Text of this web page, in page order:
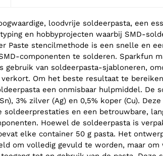
loodvrije soldeerpasta, een
en hobbyprojecten waarbij SMD-
Paste stencilmethode is een snelle en
componenten te solderen. Sparkfun
gebruik van soldeerpasta-sjabloneren,
Om het beste resultaat te
een onmisbaar hulpmiddel. De
3% zilver (Ag) en 0,5% koper (Cu).
en een betrouwbare,
Hoewel de soldeerpasta is
elke container 50 g pasta. Het
om volledig gevuld te worden, maar om